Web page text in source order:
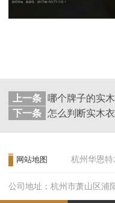
上一条
下一条
网站地图 杭州华恩特
公司地址：杭州市萧山区浦